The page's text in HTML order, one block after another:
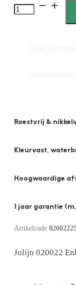
Jolijn
Roestvrij &
Kleurvast,
Hoogwaardige
1 jaar garantie
Artikelcode
Jolijn 020022